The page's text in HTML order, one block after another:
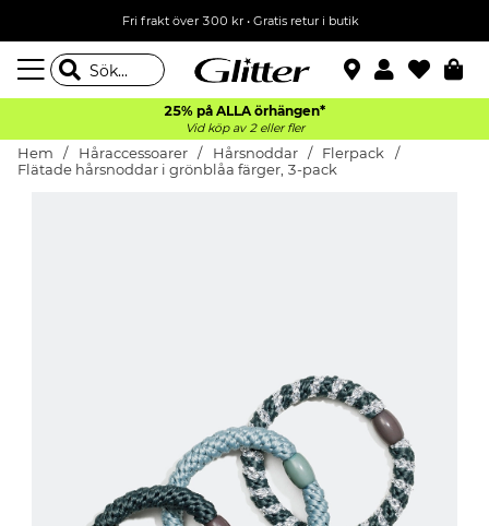
Fri frakt över 300 kr• Gratis retur i butik
25% på ALLA örhängen*
Vid köp av 2 eller fler
Hem Håraccessoarer Hårsnoddar
Flerpack
Flätade hårsnoddar i grönblåa färger, 3-pack